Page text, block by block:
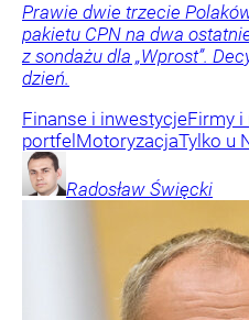
Prawie dwie trzecie
pakietu CPN na dwa
z sondażu dla „Wprost”.
dzień.
Finanse i inwestycjeFirmy i
portfel MotoryzacjaTylko u
Radosław Święcki